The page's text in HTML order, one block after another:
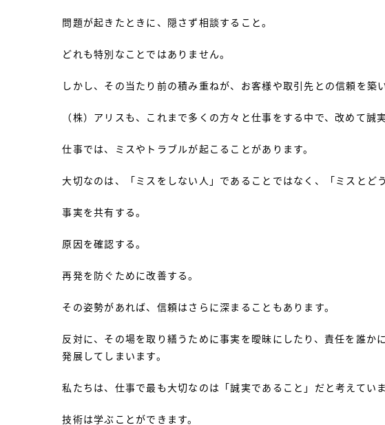
問題が起きたときに、隠さず相談すること。
どれも特別なことではありません。
しかし、その当たり前の積み重ねが、お客様や取引先との信頼を築
（株）アリスも、これまで多くの方々と仕事をする中で、改めて誠
仕事では、ミスやトラブルが起こることがあります。
大切なのは、「ミスをしない人」であることではなく、「ミスとど
事実を共有する。
原因を確認する。
再発を防ぐために改善する。
その姿勢があれば、信頼はさらに深まることもあります。
反対に、その場を取り繕うために事実を曖昧にしたり、責任を誰か
発展してしまいます。
私たちは、仕事で最も大切なのは「誠実であること」だと考えていま
技術は学ぶことができます。